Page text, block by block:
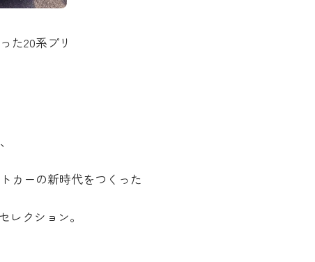
た20系プリ
カーの新時代をつくった
レクション。